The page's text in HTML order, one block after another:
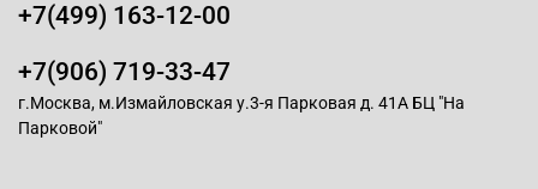
+7(499) 163-12-00
+7(906) 719-33-47
г.Москва, м.Измайловская у.3-я Парковая д. 41А БЦ "На
Парковой"